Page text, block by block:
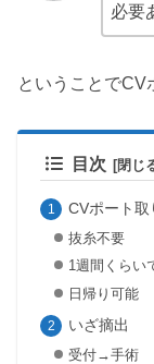
必要
ということでCV
目次
CVポート
抜糸不要
1週間くらい
日帰り可能
いざ摘出
受付→手術